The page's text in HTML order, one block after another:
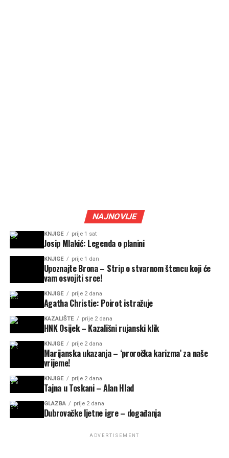
NAJNOVIJE
KNJIGE prije 1 sat
Josip Mlakić: Legenda o planini
KNJIGE prije 1 dan
Upoznajte Brona – Strip o stvarnom štencu koji će
vam osvojiti srce!
KNJIGE prije 2 dana
Agatha Christie: Poirot istražuje
KAZALIŠTE prije 2 dana
HNK Osijek – Kazališni rujanski klik
KNJIGE prije 2 dana
Marijanska ukazanja – ‘proročka karizma’ za naše
vrijeme!
KNJIGE prije 2 dana
Tajna u Toskani – Alan Hlad
GLAZBA prije 2 dana
Dubrovačke ljetne igre – događanja
ADVERTISEMENT